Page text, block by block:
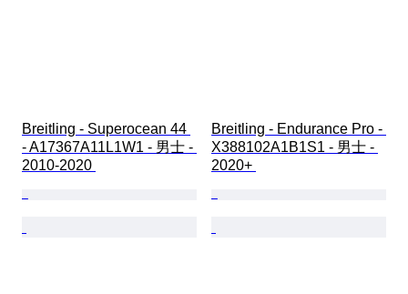
Breitling - Superocean 44
- A17367A11L1W1 - 男士 -
2010-2020
Breitling - Endurance Pro -
X388102A1B1S1 - 男士 -
2020+